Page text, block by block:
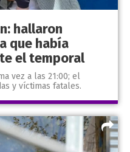
hallaron
que había
el temporal
vez a las 21:00; el
y víctimas fatales.